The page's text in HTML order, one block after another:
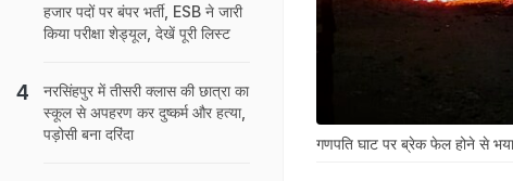
गणपति घाट पर ब्रेक फेल होने से
हजार पदों पर बंपर भर्ती, ESB ने जारी
किया परीक्षा शेड्यूल, देखें पूरी लिस्ट
नरसिंहपुर में तीसरी क्‍लास की छात्रा का
स्कूल से अपहरण कर दुष्कर्म और हत्या,
पड़ोसी बना दरिंदा